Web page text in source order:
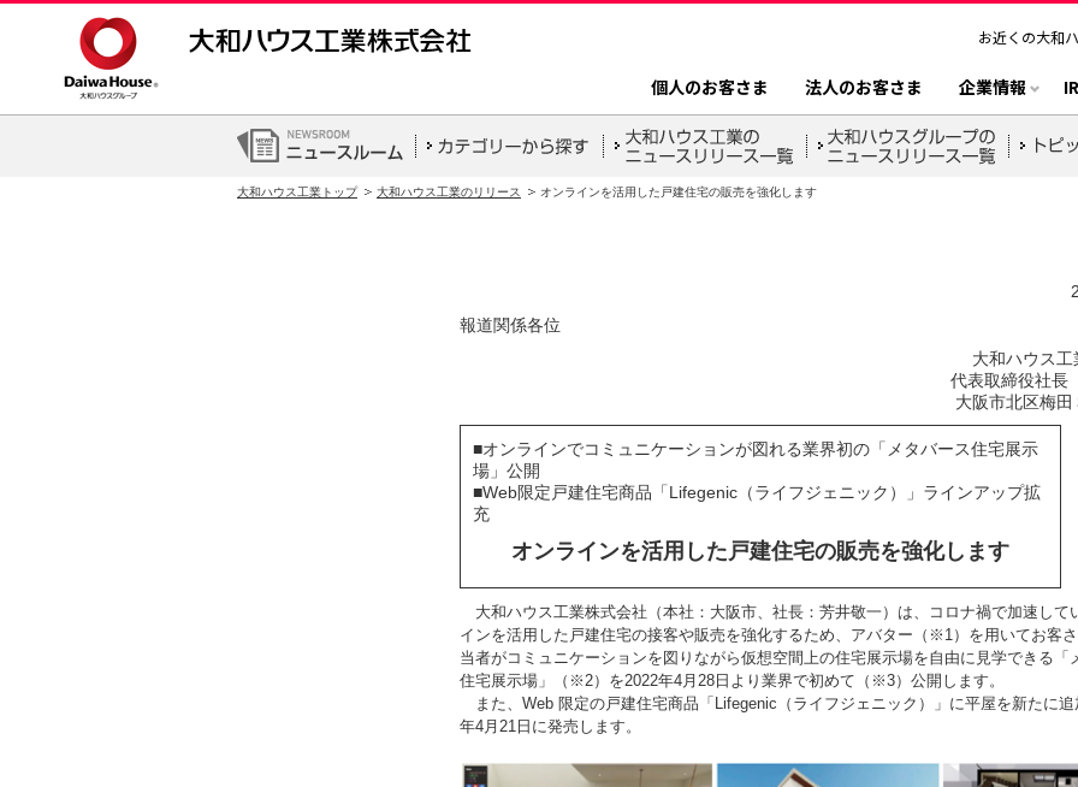
お近くの大和
個人のお客さま 法人のお客さま 企業情報
大和ハウス工業トップ 大和ハウス工業のリリース オンラインを活用した戸建住宅の販売を強化します
報道関係各位
大和ハウス
代表取締役社
大阪市北区梅
■オンラインでコミュニケーションが図れる業界初の「メタバース住宅展示
場」公開
■Web限定戸建住宅商品「Lifegenic（ライフジェニック）」ラインアップ拡
充
オンラインを活用した戸建住宅の販売を強化します
大和ハウス工業株式会社（本社：大阪市、社長：芳井敬一）は、コロナ禍で加速して
インを活用した戸建住宅の接客や販売を強化するため、アバター（※1）を用いてお客
当者がコミュニケーションを図りながら仮想空間上の住宅展示場を自由に見学できる「
住宅展示場」（※2）を2022年4月28日より業界で初めて（※3）公開します。
また、Web 限定の戸建住宅商品「Lifegenic（ライフジェニック）」に平屋を新たに追
年4月21日に発売します。